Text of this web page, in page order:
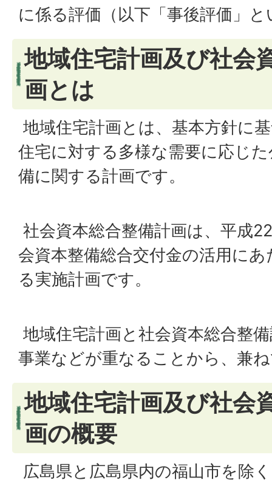
に係る評価（以下「事後評価」
地域住宅計画及び社会
画とは
地域住宅計画とは、基本方針に
住宅に対する多様な需要に応じ
備に関する計画です。
社会資本総合整備計画は、平成
会資本整備総合交付金の活用に
る実施計画です。
地域住宅計画と社会資本総合整
事業などが重なることから、兼
地域住宅計画及び社会
画の概要
広島県と広島県内の福山市を除